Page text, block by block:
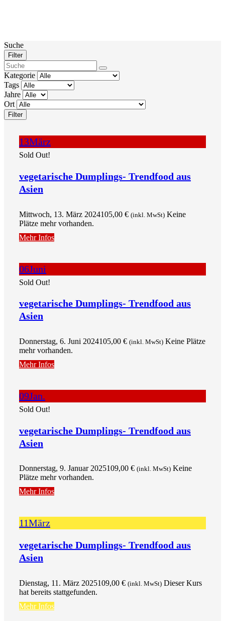
Suche
Filter
Kategorie
Tags
Jahre
Ort
Filter
13März
Sold Out!
vegetarische Dumplings- Trendfood aus
Asien
Mittwoch, 13. März 2024105,00 € (inkl. MwSt) Keine
Plätze mehr vorhanden.
Mehr Infos
06Juni
Sold Out!
vegetarische Dumplings- Trendfood aus
Asien
Donnerstag, 6. Juni 2024105,00 € (inkl. MwSt) Keine Plätze
mehr vorhanden.
Mehr Infos
09Jan.
Sold Out!
vegetarische Dumplings- Trendfood aus
Asien
Donnerstag, 9. Januar 2025109,00 € (inkl. MwSt) Keine
Plätze mehr vorhanden.
Mehr Infos
11März
vegetarische Dumplings- Trendfood aus
Asien
Dienstag, 11. März 2025109,00 € (inkl. MwSt) Dieser Kurs
hat bereits stattgefunden.
Mehr Infos